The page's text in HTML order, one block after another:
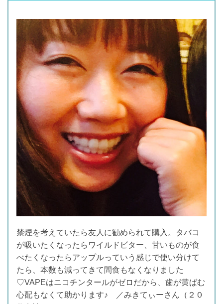
禁煙を考えていたら友人に勧められて購入。タバコ
が吸いたくなったらワイルドビター、甘いものが食
べたくなったらアップルっていう感じで使い分けて
たら、本数も減ってきて間食もなくなりました
♡VAPEはニコチンタールがゼロだから、歯が黄ばむ
心配もなくて助かります♪ ／みきてぃーさん（２０